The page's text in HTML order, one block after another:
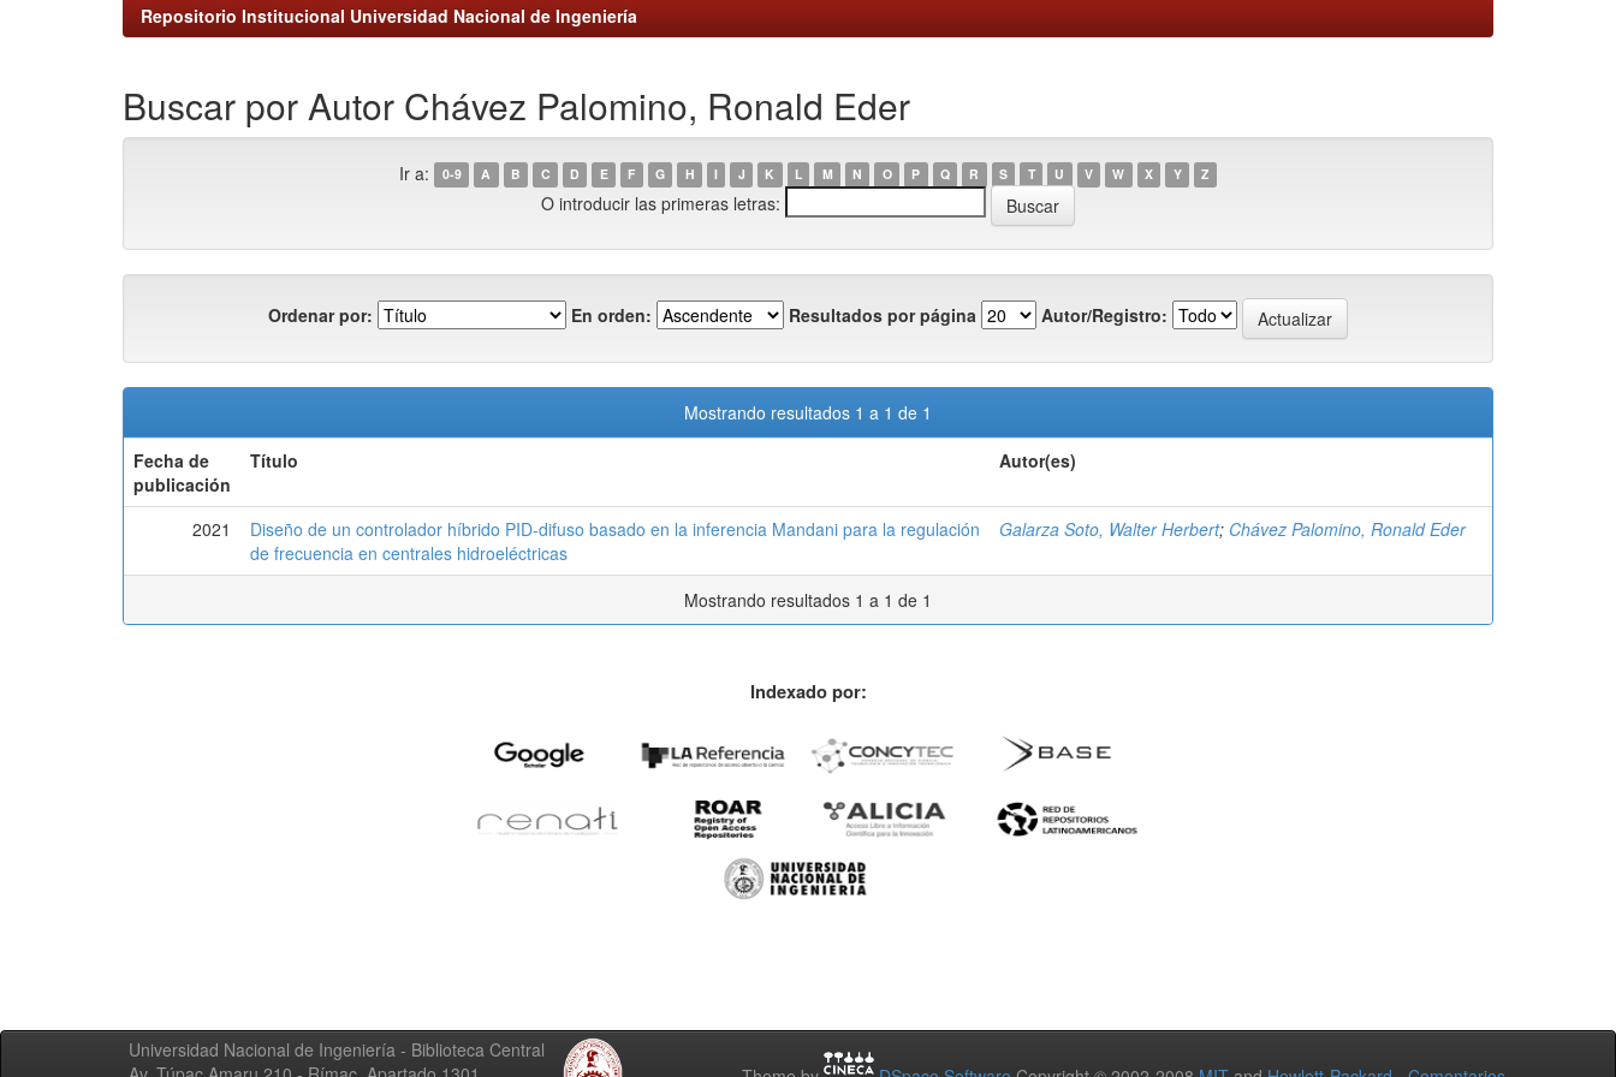
Repositorio Institucional Universidad Nacional de Ingeniería
Buscar por Autor Chávez Palomino, Ronald Eder
Ir a: 0-9 A B C D E F G H I J K L M N O P Q R S T U V W X Y Z
O introducir las primeras letras:
Ordenar por: En orden: Resultados por página Autor/Registro:
Mostrando resultados 1 a 1 de 1
Fecha de
publicación
Título Autor(es)
2021
Diseño de un controlador híbrido PID-difuso basado en la inferencia Mandani para la regulación
de frecuencia en centrales hidroeléctricas
Galarza Soto, Walter Herbert; Chávez Palomino, Ronald Eder
Mostrando resultados 1 a 1 de 1
Indexado por:
Universidad Nacional de Ingeniería - Biblioteca Central